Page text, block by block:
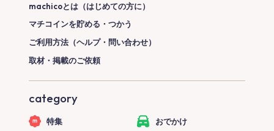
machicoとは（はじめての方に）
マチコインを貯める・つかう
ご利用方法（ヘルプ・問い合わせ）
取材・掲載のご依頼
category
特集 おでかけ